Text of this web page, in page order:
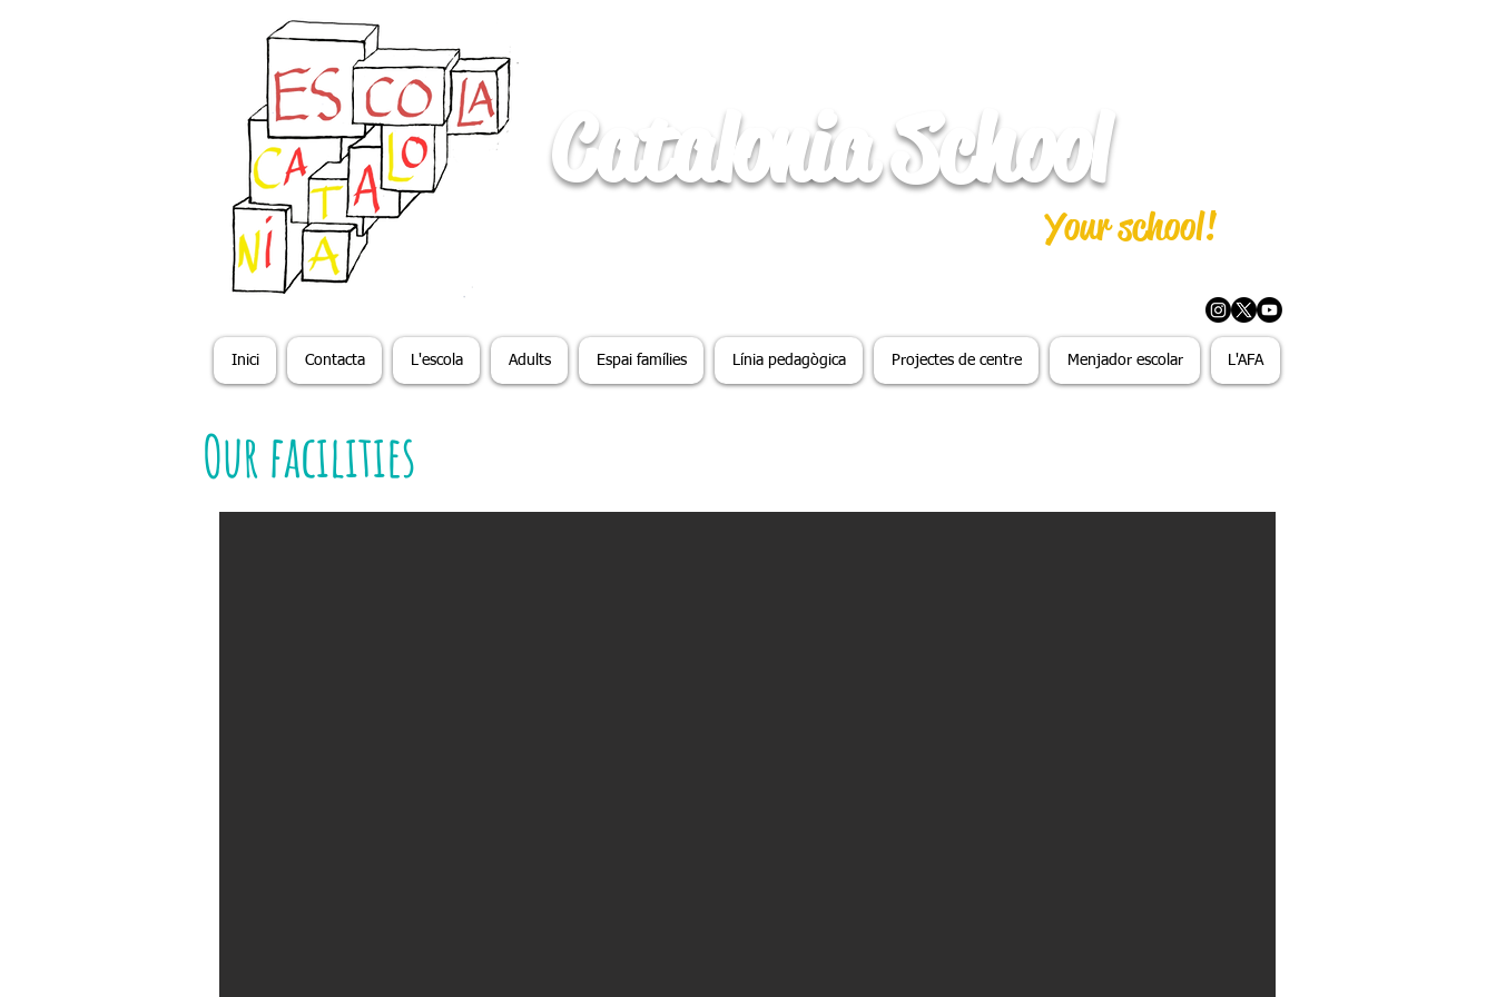
Catalonia School
Your school!
Our facilities
Inici Contacta L'escola Adults Espai famílies Línia pedagògica Projectes de centre Menjador escolar L'AFA